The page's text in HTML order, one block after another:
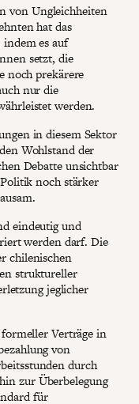
von Ungleichheiten
hat das
es auf
setzt, die
noch prekärere
nur die
werden.
in diesem Sektor
Wohlstand der
Debatte unsichtbar
noch stärker
eindeutig und
werden darf. Die
chilenischen
struktureller
jeglicher
Verträge in
von
durch
zur Überbelegung
für